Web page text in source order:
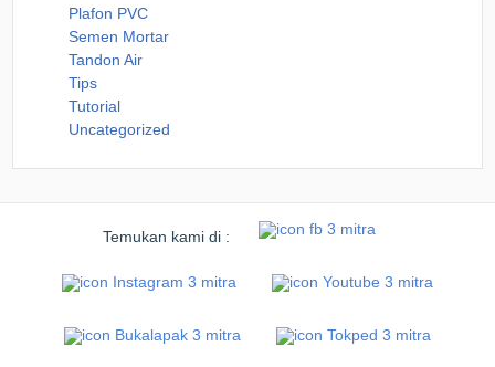
Plafon PVC
Semen Mortar
Tandon Air
Tips
Tutorial
Uncategorized
Temukan kami di :